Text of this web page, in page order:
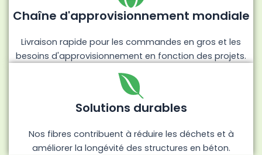
Chaîne d'approvisionnement mondiale
Livraison rapide pour les commandes en gros et les
besoins d'approvisionnement en fonction des projets.
Solutions durables
Nos fibres contribuent à réduire les déchets et à
améliorer la longévité des structures en béton.